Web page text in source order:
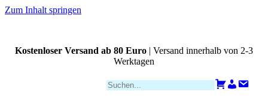
Zum Inhalt springen
Kostenloser Versand ab 80 Euro | Versand innerhalb von 2-3
Werktagen
Zahlungsarten
Warenkorb
Konto